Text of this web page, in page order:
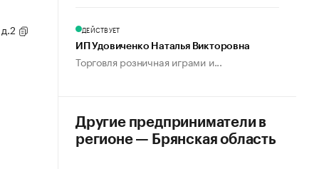
ДЕЙСТВУЕТ
ИП Удовиченко Наталья Викторовна
Торговля розничная играми и...
Другие предприниматели в
регионе — Брянская область